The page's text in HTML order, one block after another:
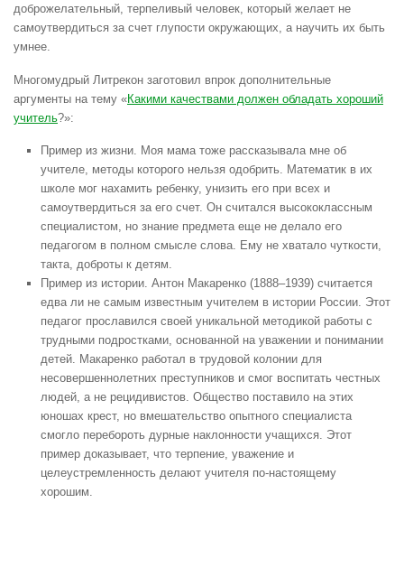
доброжелательный, терпеливый человек, который желает не
самоутвердиться за счет глупости окружающих, а научить их быть
умнее.
Многомудрый Литрекон заготовил впрок дополнительные
аргументы на тему «Какими качествами должен обладать хороший
учитель?»:
Пример из жизни. Моя мама тоже рассказывала мне об
учителе, методы которого нельзя одобрить. Математик в их
школе мог нахамить ребенку, унизить его при всех и
самоутвердиться за его счет. Он считался высококлассным
специалистом, но знание предмета еще не делало его
педагогом в полном смысле слова. Ему не хватало чуткости,
такта, доброты к детям.
Пример из истории. Антон Макаренко (1888–1939) считается
едва ли не самым известным учителем в истории России. Этот
педагог прославился своей уникальной методикой работы с
трудными подростками, основанной на уважении и понимании
детей. Макаренко работал в трудовой колонии для
несовершеннолетних преступников и смог воспитать честных
людей, а не рецидивистов. Общество поставило на этих
юношах крест, но вмешательство опытного специалиста
смогло перебороть дурные наклонности учащихся. Этот
пример доказывает, что терпение, уважение и
целеустремленность делают учителя по-настоящему
хорошим.